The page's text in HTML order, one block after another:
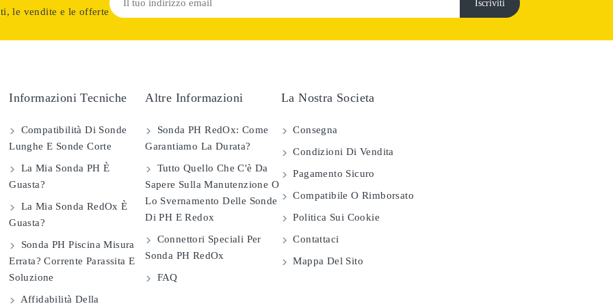
le vendite e le offerte
Informazioni Tecniche
Compatibilità Di Sonde
Lunghe E Sonde Corte
La Mia Sonda PH È
Guasta?
La Mia Sonda RedOx È
Guasta?
Sonda PH Piscina Misura
Errata? Corrente Parassita E
Soluzione
Affidabilità Della
Altre Informazioni
Sonda PH RedOx: Come
Garantiamo La Durata?
Tutto Quello Che C'è Da
Sapere Sulla Manutenzione O
Lo Svernamento Delle Sonde
Di PH E Redox
Connettori Speciali Per
Sonda PH RedOx
FAQ
La Nostra Societa
Consegna
Condizioni Di Vendita
Pagamento Sicuro
Compatibile O Rimborsato
Politica Sui Cookie
Contattaci
Mappa Del Sito